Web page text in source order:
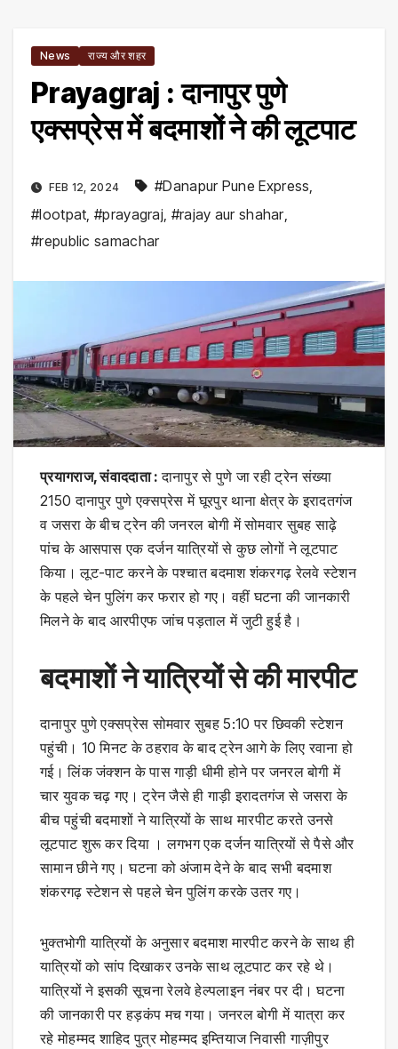
News राज्य और शहर
Prayagraj : दानापुर पुणे
एक्सप्रेस में बदमाशों ने की लूटपाट
FEB 12, 2024 #Danapur Pune Express,
#lootpat,#prayagraj, #rajay aur shahar,
#republic samachar
प्रयागराज, संवाददाता :दानापुर से पुणे जा रही ट्रेन संख्या
2150 दानापुर पुणे एक्सप्रेस में घूरपुर थाना क्षेत्र के इरादतगंज
व जसरा के बीच ट्रेन की जनरल बोगी में सोमवार सुबह साढ़े
पांच के आसपास एक दर्जन यात्रियों से कुछ लोगों ने लूटपाट
किया। लूट-पाट करने के पश्चात बदमाश शंकरगढ़ रेलवे स्टेशन
के पहले चेन पुलिंग कर फरार हो गए। वहीं घटना की जानकारी
मिलने के बाद आरपीएफ जांच पड़ताल में जुटी हुई है।
बदमाशों ने यात्रियों से की मारपीट
दानापुर पुणे एक्सप्रेस सोमवार सुबह 5:10 पर छिवकी स्टेशन
पहुंची। 10 मिनट के ठहराव के बाद ट्रेन आगे के लिए रवाना हो
गई। लिंक जंक्शन के पास गाड़ी धीमी होने पर जनरल बोगी में
चार युवक चढ़ गए। ट्रेन जैसे ही गाड़ी इरादतगंज से जसरा के
बीच पहुंची बदमाशों ने यात्रियों के साथ मारपीट करते उनसे
लूटपाट शुरू कर दिया । लगभग एक दर्जन यात्रियों से पैसे और
सामान छीने गए। घटना को अंजाम देने के बाद सभी बदमाश
शंकरगढ़ स्टेशन से पहले चेन पुलिंग करके उतर गए।
भुक्तभोगी यात्रियों के अनुसार बदमाश मारपीट करने के साथ ही
यात्रियों को सांप दिखाकर उनके साथ लूटपाट कर रहे थे।
यात्रियों ने इसकी सूचना रेलवे हेल्पलाइन नंबर पर दी। घटना
की जानकारी पर हड़कंप मच गया। जनरल बोगी में यात्रा कर
रहे मोहम्मद शाहिद पुत्र मोहम्मद इम्तियाज निवासी गाज़ीपुर